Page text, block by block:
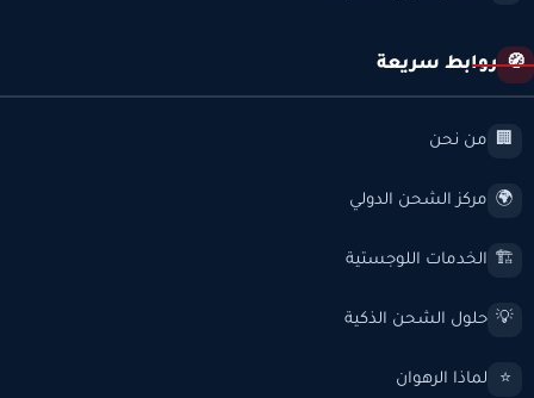
🧭 روابط سريعة
🏢 من نحن
🌍 مركز الشحن الدولي
🏗️ الخدمات اللوجستية
💡 حلول الشحن الذكية
⭐ لماذا الرهوان